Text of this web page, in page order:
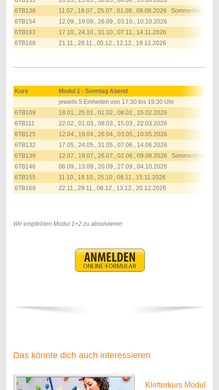
6TB138
11.07., 18.07., 25.07., 01.08., 08.08.2026 Sommerferien
6TB154
12.09., 19.09., 26.09., 03.10., 10.10.2026
6TB163
17.10., 24.10., 31.10., 07.11., 14.11.2026
6TB168
21.11., 28.11., 05.12., 12.12., 19.12.2026
Kurs
Modul 1 - Sonntag Abend
jeweils 5 Einheiten von 17:30 bis 19:30 Uhr
6TB109
18.01., 25.01., 01.02., 08.02., 15.02.2026
6TB111
22.02., 01.03., 08.03., 15.03., 22.03.2026
6TB125
12.04., 19.04., 26.04., 03.05., 10.05.2026
6TB132
17.05., 24.05., 31.05., 07.06., 14.06.2026
6TB139
12.07., 19.07., 26.07., 02.08., 09.08.2026 Sommerferien
6TB146
06.09., 13.09., 20.09., 27.09., 04.10.2026
6TB155
11.10., 18.10., 25.10., 08.11., 15.11.2026
6TB169
22.11., 29.11., 06.12., 13.12., 20.12.2026
Wir empfehlen Modul 1+2 zu absolvieren.
Das könnte dich auch interessieren
Kletterkurs Modul